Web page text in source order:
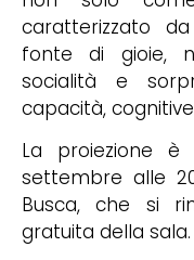
caratterizzato
fonte di gioie,
socialità e
capacità,
La proiezione
settembre alle
Busca, che si
gratuita della sala.